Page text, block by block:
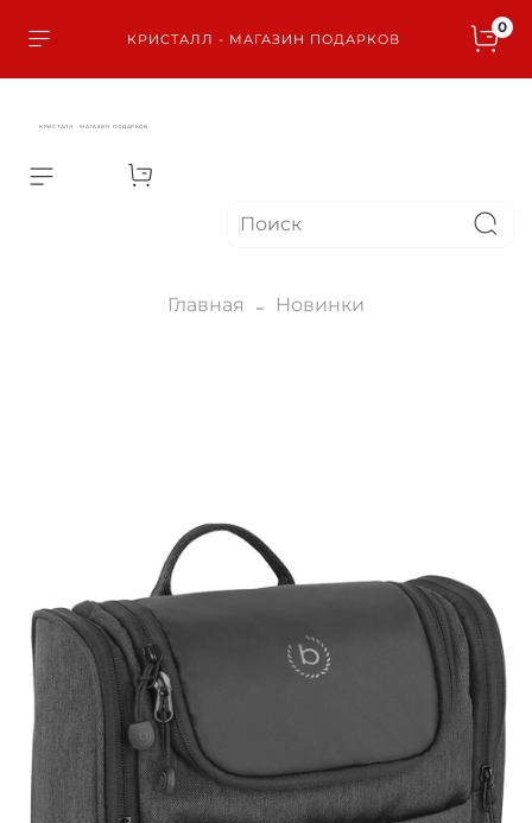
КРИСТАЛЛ - МАГАЗИН ПОДАРКОВ
0
КРИСТАЛЛ - МАГАЗИН ПОДАРКОВ
Главная Новинки